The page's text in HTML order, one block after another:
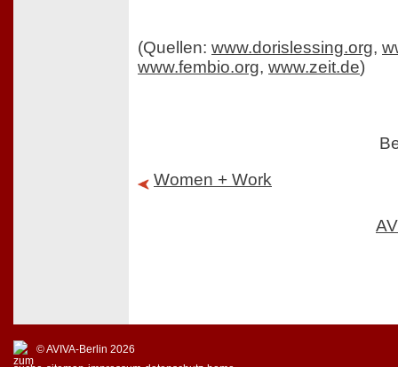
(Quellen: www.dorislessing.org,
www.fembio.org, www.zeit.de)
Women + Work
© AVIVA-Berlin 2026